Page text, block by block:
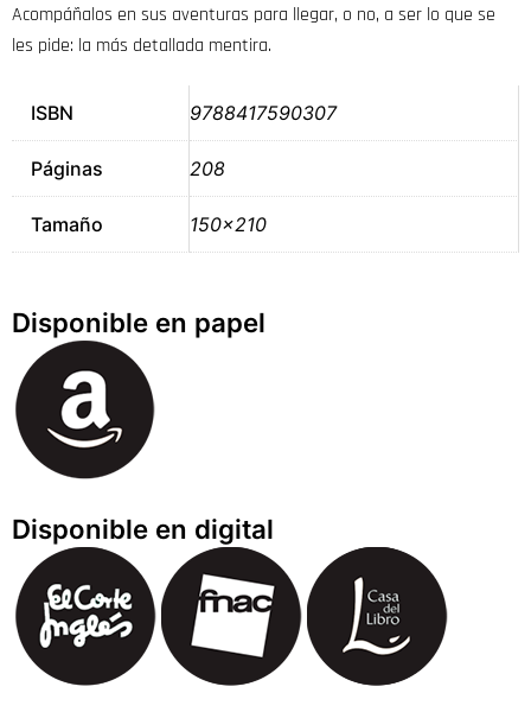
Acompáñalos en sus aventuras para llegar, o no, a ser lo que se
les pide: la más detallada mentira.
ISBN 9788417590307
Páginas 208
Tamaño 150×210
Disponible en papel
Disponible en digital